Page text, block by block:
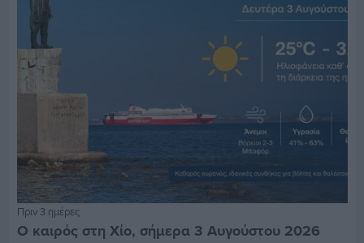
Πριν 3 ημέρες
Ο καιρός στη Χίο, σήμερα 3 Αυγούστου 2026